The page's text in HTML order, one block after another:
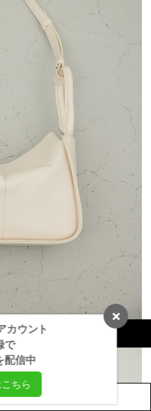
ーサイズ）
見る
カウント
で
配信中
ちら